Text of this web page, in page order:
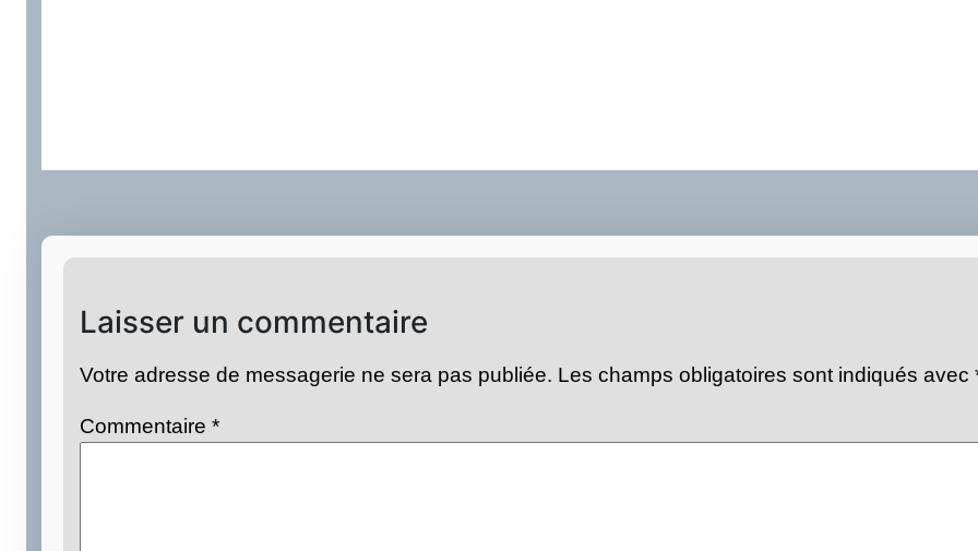
Laisser un commentaire
Votre adresse de messagerie ne sera pas publiée. Les champs obligatoires sont indiqués avec
Commentaire*